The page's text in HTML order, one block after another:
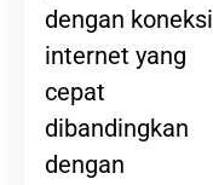
dengan koneksi
internet yang
cepat
dibandingkan
dengan